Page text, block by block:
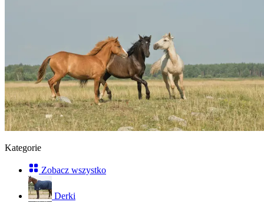
Kategorie
Zobacz wszystko
Derki